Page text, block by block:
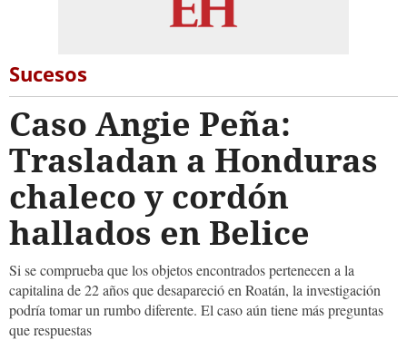
Sucesos
Caso Angie Peña:
Trasladan a Honduras
chaleco y cordón
hallados en Belice
Si se comprueba que los objetos encontrados pertenecen a la
capitalina de 22 años que desapareció en Roatán, la investigación
podría tomar un rumbo diferente. El caso aún tiene más preguntas
que respuestas